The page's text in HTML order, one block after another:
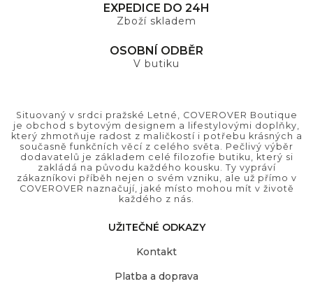
EXPEDICE DO 24H
Zboží skladem
OSOBNÍ ODBĚR
V butiku
Situovaný v srdci pražské Letné, COVEROVER Boutique
je obchod s bytovým designem a lifestylovými doplňky,
který zhmotňuje radost z maličkostí i potřebu krásných a
současně funkčních věcí z celého světa. Pečlivý výběr
dodavatelů je základem celé filozofie butiku, který si
zakládá na původu každého kousku. Ty vypráví
zákazníkovi příběh nejen o svém vzniku, ale už přímo v
COVEROVER naznačují, jaké místo mohou mít v životě
každého z nás.
UŽITEČNÉ ODKAZY
Kontakt
Platba a doprava